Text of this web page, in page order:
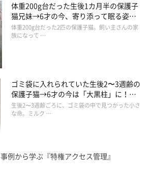
体重200g台だった生後1カ月半の保護子
猫兄妹→6才の今、寄り添って眠る姿に
ほっこり！
体重200g台だった2匹の保護子猫。飼い主さんの家
族になって …
ゴミ袋に入れられていた生後2〜3週齢の
保護子猫→6才の今は「大黒柱」に！
美しい黒猫に成長した姿にグッとくる
生後2〜3週齢ごろに、ゴミ袋の中で見つかった小さ
な命。ミルク …
事例から学ぶ『特権アクセス管理』